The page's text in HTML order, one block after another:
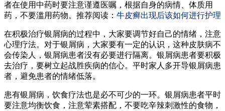
者在使用中药时要注意谨遵医嘱，根据自身的病情、体质用
药，不要滥用药物。推荐阅读： 牛皮癣出现后该如何进行护理
在积极治疗银屑病的过程中，大家要调节好自己的情绪，注意
心理疗法。对于银屑病，大家要有一定的认识，这种皮肤病不
会传染人，银屑病患者没有必要进行隔离。银屑病患者要积极
去治疗，要树立起战胜疾病的信心。平时家人多开导银屑病患
者，避免患者的情绪低落。
患有银屑病，饮食疗法也是必不可少的一环。银屑病患者平时
要注意均衡饮食，注意荤素搭配，不要吃辛辣刺激性的食物，